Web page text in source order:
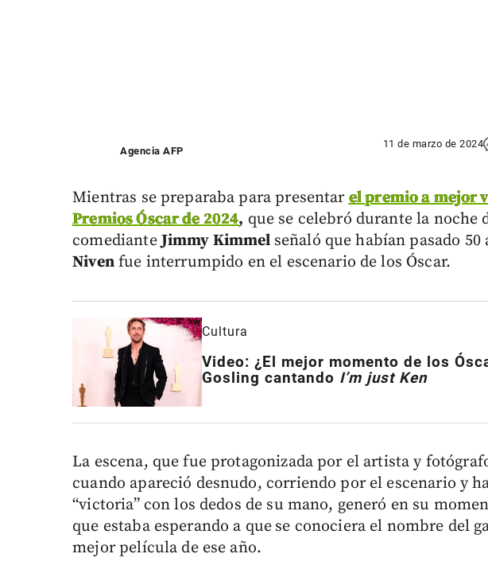
Agencia AFP
11 de marzo de 2024
Mientras se preparaba para presentarel premio a mejor
Premios Óscar de 2024, que se celebró durante la noche
comedianteJimmy Kimmel señaló que habían pasado
Nivenfue interrumpido en el escenario de los Óscar.
Cultura
Video: ¿El mejor momento de los
Gosling cantando I’m just Ken
La escena, que fue protagonizada por el artista y
cuando apareció desnudo, corriendo por el escenario y
“victoria” con los dedos de su mano, generó en su
que estaba esperando a que se conociera el nombre del
mejor película de ese año.